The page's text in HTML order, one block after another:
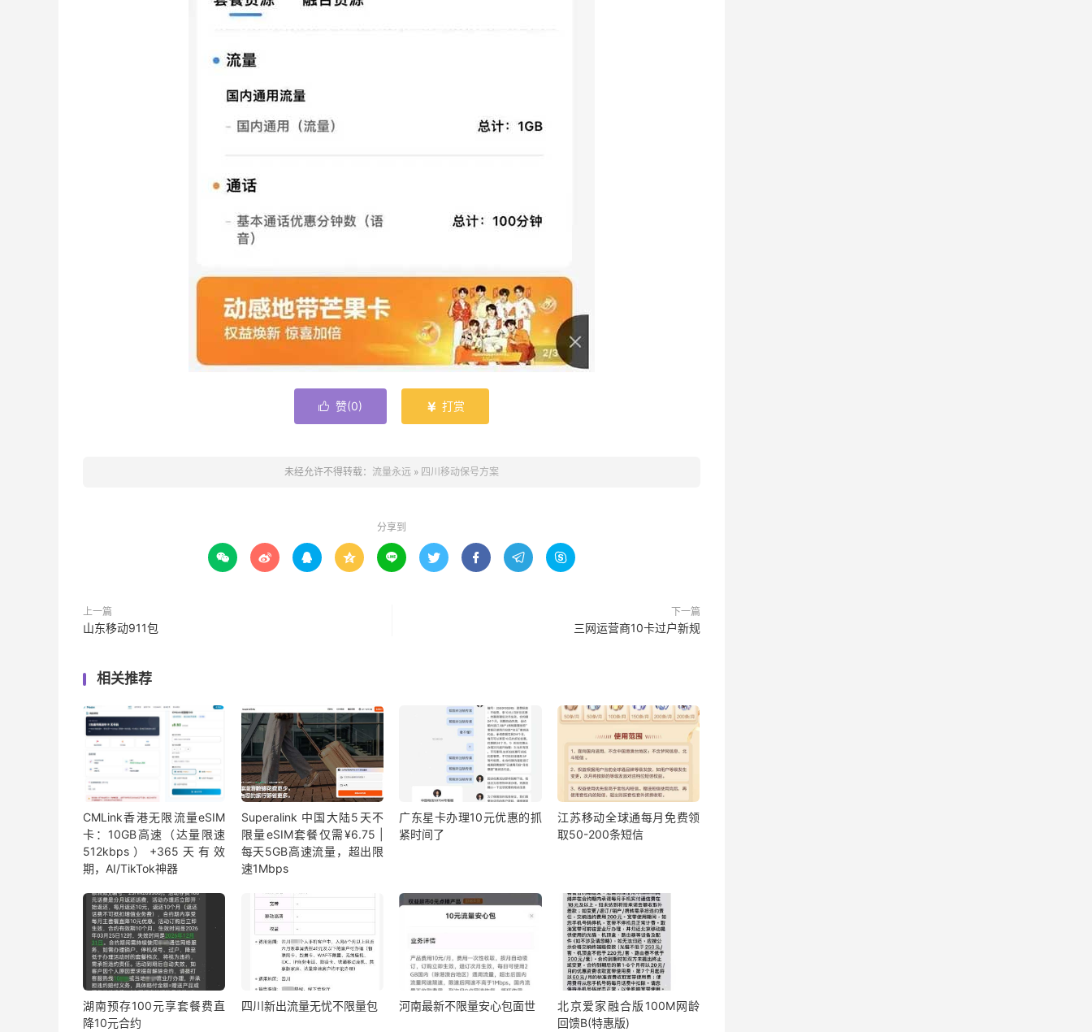
 赞(0)  打赏
未经允许不得转载： 流量永远 » 四川移动保号方案
分享到
        
上一篇
山东移动911包
下一篇
三网运营商10卡过户新规
相关推荐
CMLink香港无限流量eSIM
卡：10GB高速（达量限速
512kbps）+365天有效
期，AI/TikTok神器
Superalink 中国大陆5天不
限量eSIM套餐仅需¥6.75 |
每天5GB高速流量，超出限
速1Mbps
广东星卡办理10元优惠的抓
紧时间了
江苏移动全球通每月免费领
取50-200条短信
湖南预存100元享套餐费直
降10元合约
四川新出流量无忧不限量包 河南最新不限量安心包面世
北京爱家融合版100M网龄
回馈B(特惠版)